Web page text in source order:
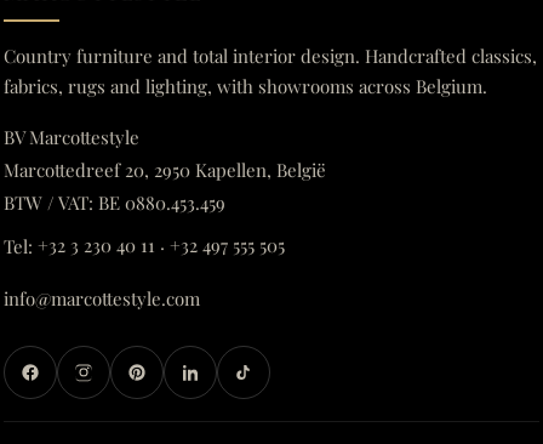
Country furniture and total interior design. Handcrafted classics,
fabrics, rugs and lighting, with showrooms across Belgium.
BV Marcottestyle
Marcottedreef 20, 2950 Kapellen, België
BTW / VAT: BE 0880.453.459
Tel: +32 3 230 40 11 · +32 497 555 505
info@marcottestyle.com